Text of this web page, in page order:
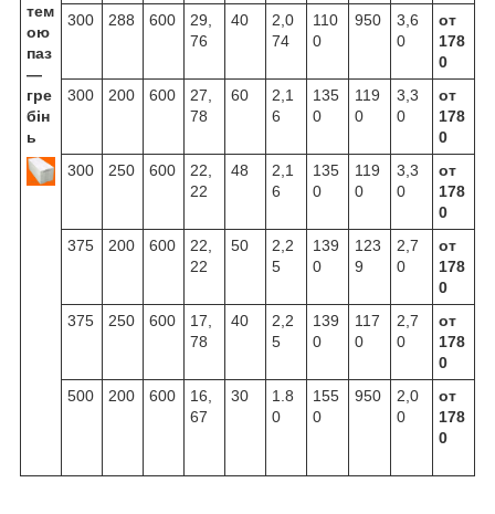
тем
ою
паз
—
гре
бін
ь
300 288 600
29,
76
40
2,0
74
110
0
950
3,6
0
от
178
0
300
200 600
27,
78
60
2,1
6
135
0
119
0
3,3
0
от
178
0
300
250 600
22,
22
48
2,1
6
135
0
119
0
3,3
0
от
178
0
375
200 600
22,
22
50
2,2
5
139
0
123
9
2,7
0
от
178
0
375
250 600
17,
78
40
2,2
5
139
0
117
0
2,7
0
от
178
0
500
200 600
16,
67
30
1.8
0
155
0
950
2,0
0
от
178
0